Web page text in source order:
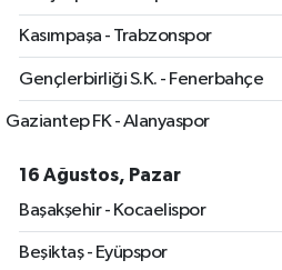
Kasımpaşa - Trabzonspor
Gençlerbirliği S.K. - Fenerbahçe
Gaziantep FK - Alanyaspor
16 Ağustos, Pazar
Başakşehir - Kocaelispor
Beşiktaş - Eyüpspor